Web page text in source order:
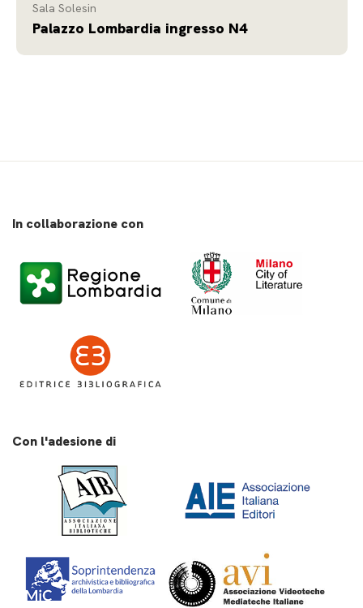
Sala Solesin
Palazzo Lombardia ingresso N4
In collaborazione con
Con l'adesione di